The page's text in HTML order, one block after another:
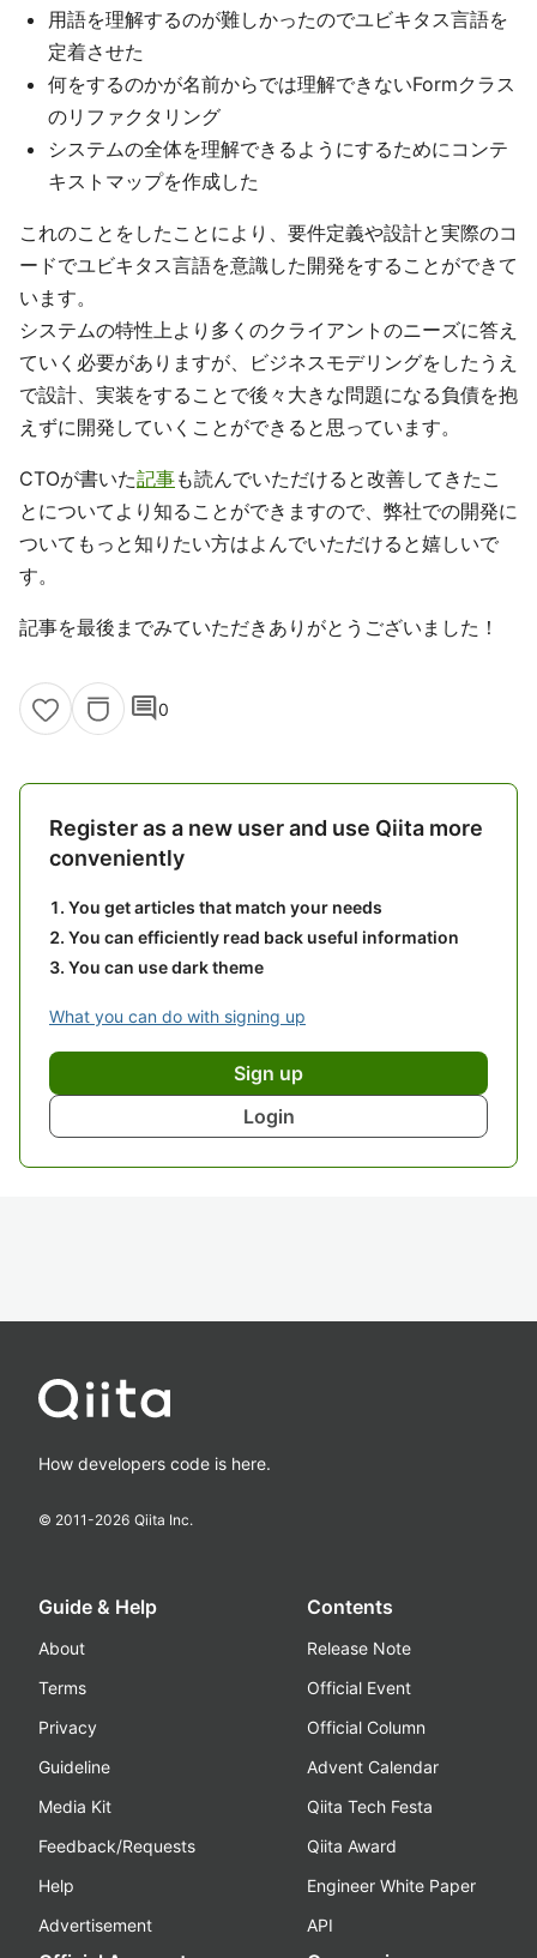
用語を理解するのが難しかったのでユビキタス言語を
定着させた
何をするのかが名前からでは理解できないFormクラス
のリファクタリング
システムの全体を理解できるようにするためにコンテ
キストマップを作成した
これのことをしたことにより、要件定義や設計と実際のコ
ードでユビキタス言語を意識した開発をすることができて
います。
システムの特性上より多くのクライアントのニーズに答え
ていく必要がありますが、ビジネスモデリングをしたうえ
で設計、実装をすることで後々大きな問題になる負債を抱
えずに開発していくことができると思っています。
CTOが書いた記事も読んでいただけると改善してきたこ
とについてより知ることができますので、弊社での開発に
ついてもっと知りたい方はよんでいただけると嬉しいで
す。
記事を最後までみていただきありがとうございました！
comment0
Register as a new user and use Qiita more
conveniently
You get articles that match your needs
You can efficiently read back useful information
You can use dark theme
What you can do with signing up
Sign up
Login
How developers code is here.
© 2011-2026 Qiita Inc.
Guide & Help
About
Terms
Privacy
Guideline
Media Kit
Feedback/Requests
Help
Advertisement
Contents
Release Note
Official Event
Official Column
Advent Calendar
Qiita Tech Festa
Qiita Award
Engineer White Paper
API